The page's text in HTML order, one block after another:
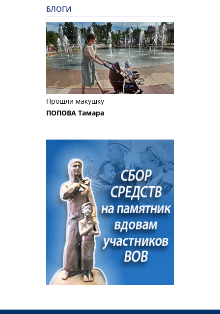
БЛОГИ
Прошли макушку
ПОПОВА Тамара